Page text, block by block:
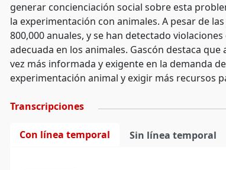
generar concienciación social sobre esta
la experimentación con animales. A pesar de
800,000 anuales, y se han detectado
adecuada en los animales. Gascón destaca
vez más informada y exigente en la demanda
experimentación animal y exigir más recursos
Transcripciones
Con línea temporal Sin línea temporal